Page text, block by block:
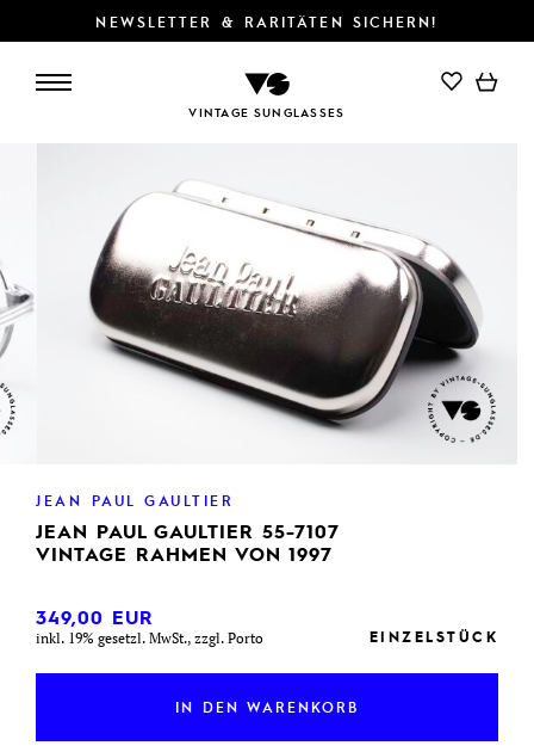
NEWSLETTER & RARITÄTEN SICHERN!
VINTAGE SUNGLASSES
IN DEN WARENKORB
JEAN PAUL GAULTIER
JEAN PAUL GAULTIER 55-7107
VINTAGE RAHMEN VON 1997
349,00 EUR
inkl. 19% gesetzl. MwSt., zzgl. Porto EINZELSTÜCK
IN DEN WARENKORB